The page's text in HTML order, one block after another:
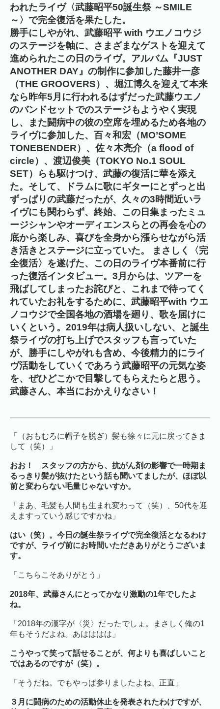
われたライヴ〈武藤昭平50誕生祭 ～SMILE
～〉で完全復活を果たした。
勝手にしやがれ、武藤昭平 with ウエノコウジ
のステージを軸に、さまざまなゲストを迎えて
進められたこの日のライヴ。アルバム『JUST
ANOTHER DAY』の制作に参加した藤井一彦
（THE GROOVERS）、堀江博久を迎えて本来
なら昨年5月に行われるはずだった武藤ウエノ
のバンドセットでのステージもようやく実現
し、また闘病中の彼の空席を埋めるため各地の
ライヴに参加した、百々和宏（MO’SOME
TONEBENDER）、佐々木亮介（a flood of
circle）、渡辺俊美（TOKYO No.1 SOUL
SET）らも駆けつけ、武藤の復活に華を添え
た。そして、ドラムに歌にギターにとずっと出
ずっぱりの武藤だったが、久々の3時間近いラ
イヴにも関わらず、終始、この日集まったミュ
ージシャンやオーディエンスらとの再会を心の
底から楽しみ、喜びを全身から漲らせながら活
き活きとステージに立っていた。 まさしく〈完
全復活〉を遂げた、この日のライヴ本番前に行
った復活インタビュー。3月からは、ツアーを
飛ばしてしまったお詫びと、これまで待ってく
れていたお礼をするために、武藤昭平with ウエ
ノコウジで全国各地の酒場を廻り、歌を届けに
いくという。2019年は病人扱いしない、と誕生
祭ライヴの打ち上げでスタッフも言っていた
が、勝手にしやがれも含め、今後精力的にライ
ヴ活動をしていくであろう武藤昭平の元気な姿
を、ぜひどこかで目撃してもらえたらと思う。
武藤さん、本当におかえりなさい！
「（おもむろに帽子を脱ぎ）髪も徐々に元に戻ってきま
して（笑）」
おお！ スタッフの方から、抗がん剤の影響で一時期ま
るっきり髪が抜けたという話も聞いてましたが、ほぼ以
前と変わらない毛量じゃないすか。
「まあ、毛髪も人間も生まれ変わって（笑）、50代を迎
えますっていう感じですかね」
はい（笑）。今日の誕生祭ライヴで完全復活となるわけ
ですが、ライヴ前にお時間いただきありがとうございま
す。
「こちらこそありがとう」
2018年、武藤さんにとってかなり激動の1年でしたよ
ね。
「2018年の漢字が〈災〉だったでしょ。まさしく俺の1
年もそうだよね。あはははは」
こうやって笑って話せることが、何よりも喜ばしいこと
ではあるのですが（笑）。
「そうだね。でもやっぱ参りましたよね、正直」
３月に闘病のための活動休止を発表されたわけですが、